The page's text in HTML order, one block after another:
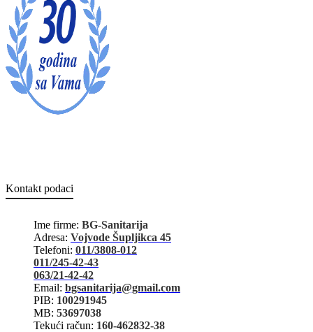
Kontakt podaci
Ime firme: BG-Sanitarija
Adresa: Vojvode Šupljikca 45
Telefoni: 011/3808-012
011/245-42-43
063/21-42-42
Email: bgsanitarija@gmail.com
PIB: 100291945
MB: 53697038
Tekući račun: 160-462832-38